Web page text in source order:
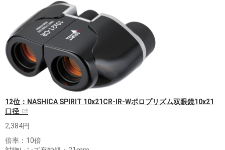
12位：NASHICA SPIRIT 10x21CR-IR-Wポロプリズム双眼鏡10x21
口径
2,384円
倍率：10倍